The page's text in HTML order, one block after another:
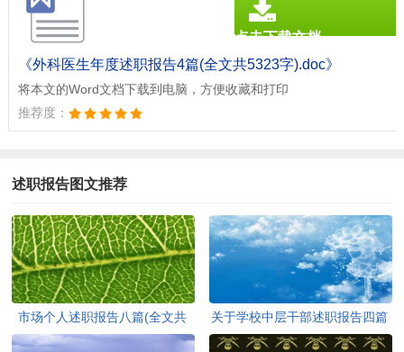
《外科医生年度述职报告4篇(全文共5323字).doc》
将本文的Word文档下载到电脑，方便收藏和打印
推荐度：
点击下载文档
文档为doc格式
述职报告图文推荐
市场个人述职报告八篇(全文共
关于学校中层干部述职报告四篇
(全文共7667字)